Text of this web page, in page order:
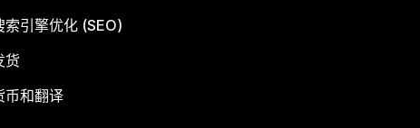
索引擎优化 (SEO)
货
币和翻译